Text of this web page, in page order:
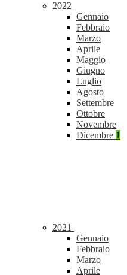
2022
Gennaio
Febbraio
Marzo
Aprile
Maggio
Giugno
Luglio
Agosto
Settembre
Ottobre
Novembre
Dicembre 1
2021
Gennaio
Febbraio
Marzo
Aprile